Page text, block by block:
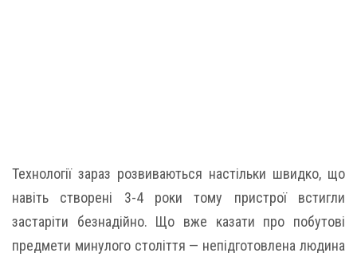
Технології зараз розвиваються настільки швидко, що
навіть створені 3-4 роки тому пристрої встигли
застаріти безнадійно. Що вже казати про побутові
предмети минулого століття — непідготовлена ​​людина